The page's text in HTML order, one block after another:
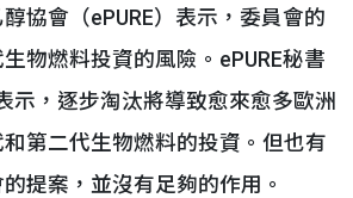
會（ePURE）表示，委員會的
物燃料投資的風險。ePURE秘書
示，逐步淘汰將導致愈來愈多歐洲
第二代生物燃料的投資。但也有
提案，並沒有足夠的作用。